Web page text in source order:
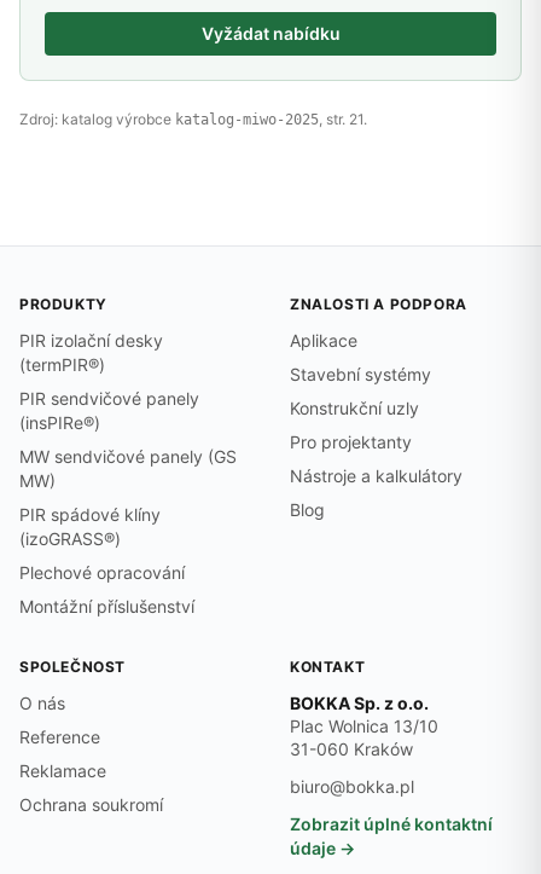
Vyžádat nabídku
Zdroj: katalog výrobce katalog-miwo-2025, str. 21.
PRODUKTY
PIR izolační desky
(termPIR®)
PIR sendvičové panely
(insPIRe®)
MW sendvičové panely (GS
MW)
PIR spádové klíny
(izoGRASS®)
Plechové opracování
Montážní příslušenství
ZNALOSTI A PODPORA
Aplikace
Stavební systémy
Konstrukční uzly
Pro projektanty
Nástroje a kalkulátory
Blog
SPOLEČNOST
O nás
Reference
Reklamace
Ochrana soukromí
KONTAKT
BOKKA Sp. z o.o.
Plac Wolnica 13/10
31-060 Kraków
biuro@bokka.pl
Zobrazit úplné kontaktní
údaje →